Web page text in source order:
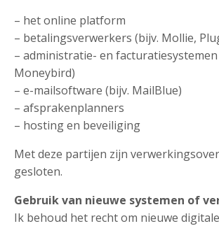
– het online platform
– betalingsverwerkers (bijv. Mollie,
– administratie- en facturatiesystemen
Moneybird)
– e-mailsoftware (bijv. MailBlue)
– afsprakenplanners
– hosting en beveiliging
Met deze partijen zijn
gesloten.
Gebruik van nieuwe systemen of
Ik behoud het recht om nieuwe